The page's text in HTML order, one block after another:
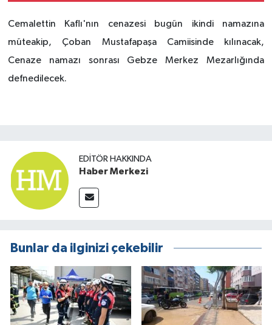
Cemalettin Kaflı'nın cenazesi bugün ikindi namazına
müteakip, Çoban Mustafapaşa Camiisinde kılınacak,
Cenaze namazı sonrası Gebze Merkez Mezarlığında
defnedilecek.
EDITÖR HAKKINDA
Haber Merkezi
Bunlar da ilginizi çekebilir